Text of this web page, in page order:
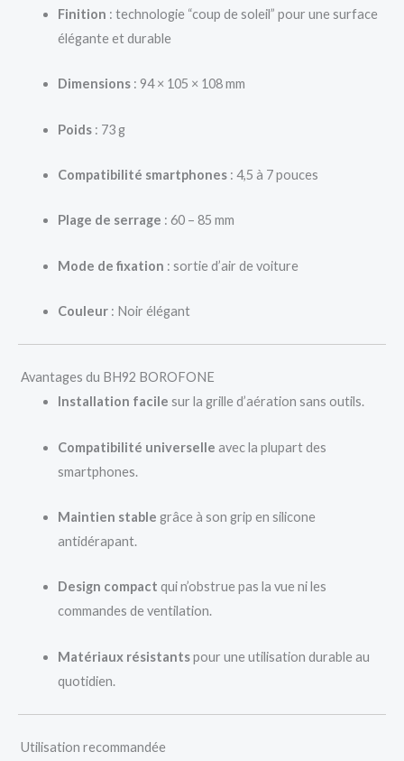
Finition : technologie “coup de soleil” pour une surface
élégante et durable
Dimensions: 94 × 105 × 108 mm
Poids: 73 g
Compatibilité smartphones: 4,5 à 7 pouces
Plage de serrage : 60 – 85 mm
Mode de fixation : sortie d’air de voiture
Couleur: Noir élégant
Avantages du BH92 BOROFONE
Installation facile sur la grille d’aération sans outils.
Compatibilité universelle avec la plupart des
smartphones.
Maintien stable grâce à son grip en silicone
antidérapant.
Design compact qui n’obstrue pas la vue ni les
commandes de ventilation.
Matériaux résistantspour une utilisation durable au
quotidien.
Utilisation recommandée